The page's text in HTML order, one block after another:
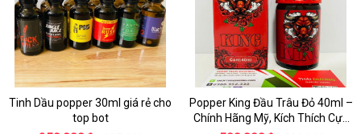
Tinh Dầu popper 30ml giá rẻ cho
top bot
Popper King Đầu Trâu Đỏ 40ml –
Chính Hãng Mỹ, Kích Thích Cực